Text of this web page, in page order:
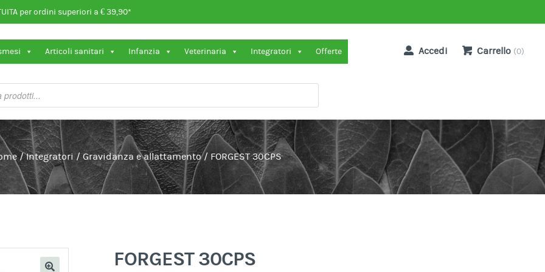
per ordini superiori a € 39,90*
Articoli sanitari Infanzia Veterinaria Integratori Offerte Accedi Carrello (0)
/Integratori /Gravidanza e allattamento / FORGEST 30CPS
FORGEST 30CPS